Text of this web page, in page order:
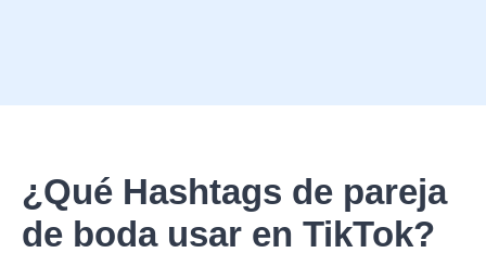
¿Qué Hashtags de pareja
de boda usar en TikTok?